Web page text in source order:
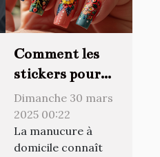
Comment les
stickers pour
ongles
révolutionnent
la manucure à
Dimanche 30 mars
2025 00:22
La manucure à
domicile connaît